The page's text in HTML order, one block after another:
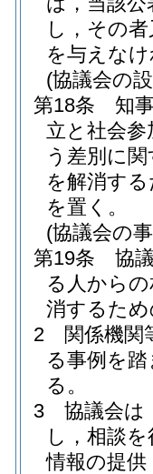
し，その
を与えな
(協議会の
第18条
知
立と社会
う差別に
を解消す
を置く。
(協議会の
第19条
協
る人から
消するた
2
関係機関
る事例を
る。
3
協議会は
し，相談
情報の提